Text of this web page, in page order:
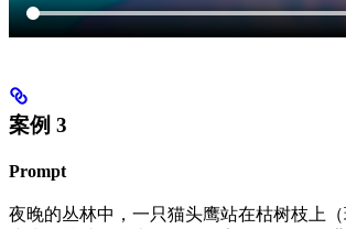
案例 3
Prompt
夜晚的丛林中，一只猫头鹰站在枯树枝上